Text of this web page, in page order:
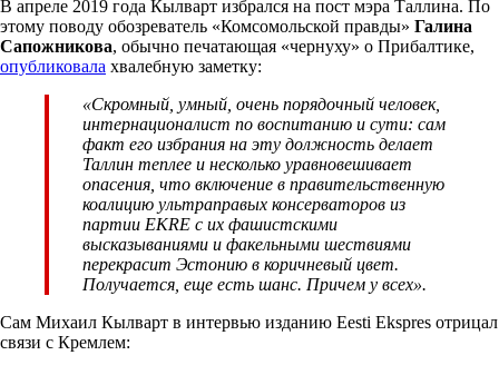
В апреле 2019 года Кылварт избрался на пост мэра Таллина. По
этому поводу обозреватель «Комсомольской правды» Галина
Сапожникова, обычно печатающая «чернуху» о Прибалтике,
опубликовала хвалебную заметку:
«Скромный, умный, очень порядочный человек,
интернационалист по воспитанию и сути: сам
факт его избрания на эту должность делает
Таллин теплее и несколько уравновешивает
опасения, что включение в правительственную
коалицию ультраправых консерваторов из
партии EKRE c их фашистскими
высказываниями и факельными шествиями
перекрасит Эстонию в коричневый цвет.
Получается, еще есть шанс. Причем у всех».
Сам Михаил Кылварт в интервью изданию Eesti Ekspres отрицал
связи с Кремлем: